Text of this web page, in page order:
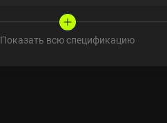
Показать всю спецификацию